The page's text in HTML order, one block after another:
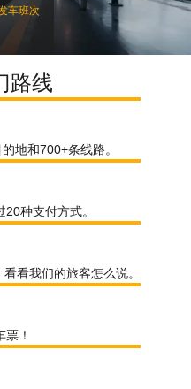
车班次
路线
地和700+条线路。
种支付方式。
看看我们的旅客怎么说。
！